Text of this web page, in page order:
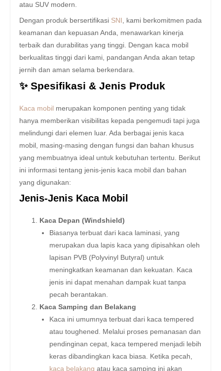
atau SUV modern.
Dengan produk bersertifikasi SNI
, kami berkomitmen pada
keamanan dan kepuasan Anda, menawarkan kinerja
terbaik dan durabilitas yang tinggi. Dengan kaca mobil
berkualitas tinggi dari kami, pandangan Anda akan tetap
jernih dan aman selama berkendara.
✨ Spesifikasi & Jenis Produk
Kaca mobil merupakan komponen penting yang tidak
hanya memberikan visibilitas kepada pengemudi tapi juga
melindungi dari elemen luar. Ada berbagai jenis kaca
mobil, masing-masing dengan fungsi dan bahan khusus
yang membuatnya ideal untuk kebutuhan tertentu. Berikut
ini informasi tentang jenis-jenis kaca mobil dan bahan
yang digunakan:
Jenis-Jenis Kaca Mobil
Kaca Depan (Windshield)
Biasanya terbuat dari kaca laminasi, yang
merupakan dua lapis kaca yang dipisahkan oleh
lapisan PVB (Polyvinyl Butyral) untuk
meningkatkan keamanan dan kekuatan. Kaca
jenis ini dapat menahan dampak kuat tanpa
pecah berantakan.
Kaca Samping dan Belakang
Kaca ini umumnya terbuat dari kaca tempered
atau toughened. Melalui proses pemanasan dan
pendinginan cepat, kaca tempered menjadi lebih
keras dibandingkan kaca biasa. Ketika pecah,
kaca belakang atau kaca samping ini akan